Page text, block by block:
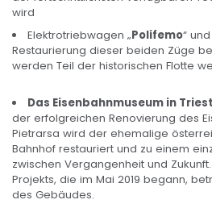
wird
Elektrotriebwagen „Polifemo“ und
Restaurierung dieser beiden Züge
werden Teil der historischen Flotte
Das Eisenbahnmuseum in
der erfolgreichen Renovierung des
Pietrarsa wird der ehemalige
Bahnhof restauriert und zu einem
zwischen Vergangenheit und
Projekts, die im Mai 2019 begann,
des Gebäudes.